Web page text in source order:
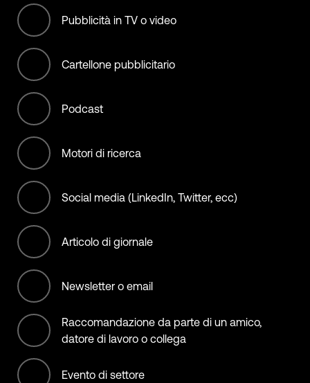
International bodies
Manufacturing
Materials
Municipality, City, State, &
Country
NGO (non offset)
Non-Profit/Services
Offset Services
Retail
Services
Transportation services
Pubblicità in TV o video
Cartellone pubblicitario
Podcast
Motori di ricerca
Social media (LinkedIn, Twitter, ecc)
Articolo di giornale
Newsletter o email
Raccomandazione da parte di un amico,
datore di lavoro o collega
Evento di settore